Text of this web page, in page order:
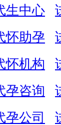
生中心
怀助孕
怀机构
孕咨询
孕公司